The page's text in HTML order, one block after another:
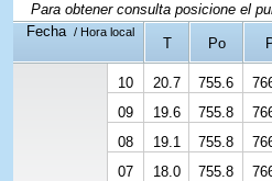
Para obtener consulta posicione el
Fecha / Hora local
T Po
10 20.7 755.6
09
19.6 755.8
08
19.1 755.8
07
18.0 755.8